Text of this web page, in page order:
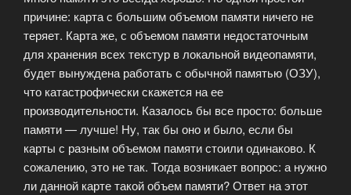
fb»
причине: карта с большим объемом памяти ничего не
теряет. Карта же, с объемом памяти недостаточным
для хранения всех текстур в локальной видеопамяти,
будет вынуждена работать с обычной памятью (ОЗУ),
что катастрофически скажется на ее
производительности. Казалось бы все просто: больше
памяти — лучше! Ну, так бы оно и было, если бы
карты с разным объемом памяти стоили одинаково. К
сожалению, это не так. Тогда возникает вопрос: а нужно
ли данной карте такой объем памяти? Ответ на этот